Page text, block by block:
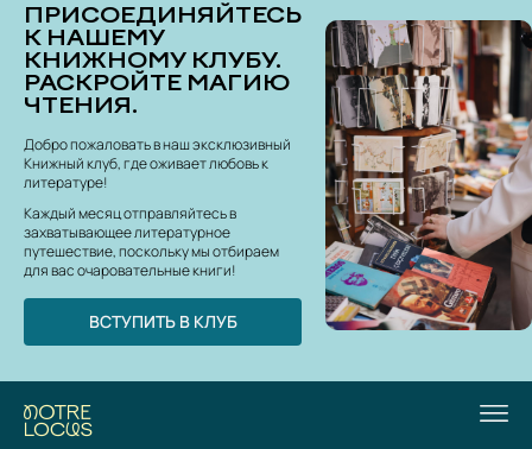
ПРИСОЕДИНЯЙТЕСЬ
К НАШЕМУ
КНИЖНОМУ КЛУБУ.
РАСКРОЙТЕ МАГИЮ
ЧТЕНИЯ.
Добро пожаловать в наш эксклюзивный
Книжный клуб, где оживает любовь к
литературе!
Каждый месяц отправляйтесь в
захватывающее литературное
путешествие, поскольку мы отбираем
для вас очаровательные книги!
ВСТУПИТЬ В КЛУБ